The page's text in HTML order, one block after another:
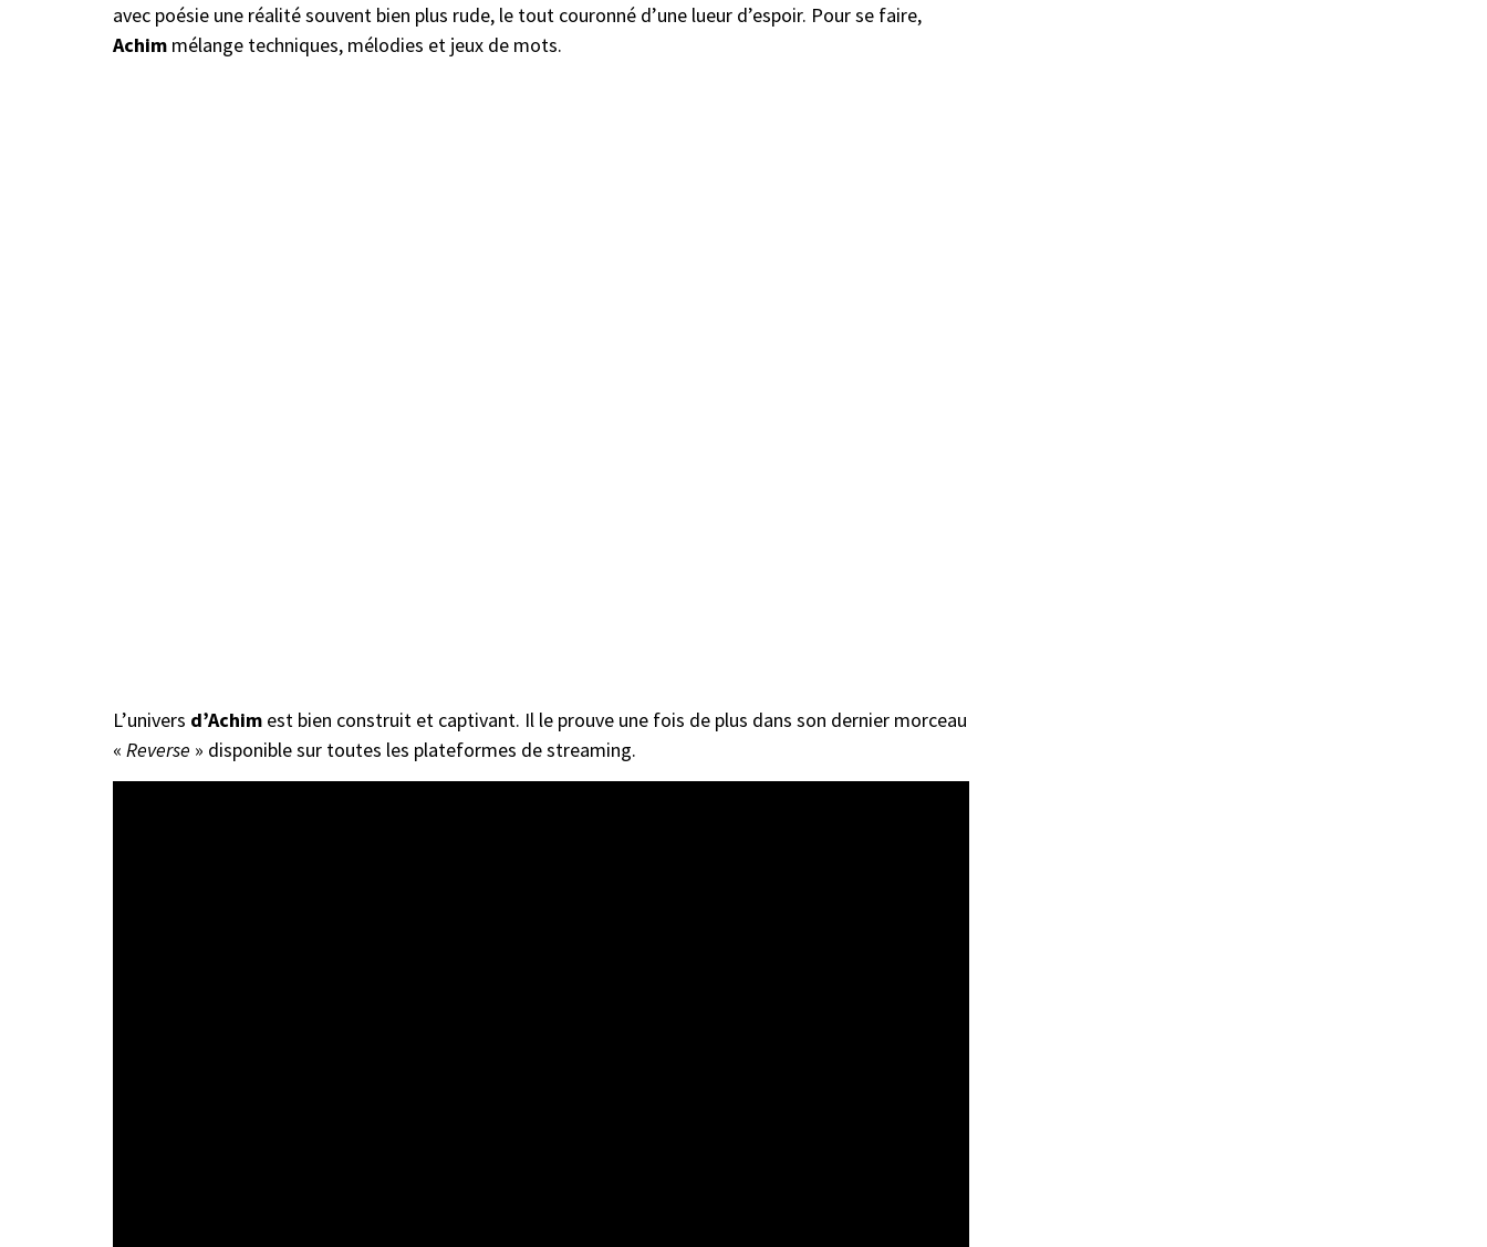
avec poésie une réalité souvent bien plus rude, le tout couronné d’une lueur d’espoir. Pour se faire,
Achim mélange techniques, mélodies et jeux de mots.
L’univers d’Achim est bien construit et captivant. Il le prouve une fois de plus dans son dernier morceau
« Reverse » disponible sur toutes les plateformes de streaming.